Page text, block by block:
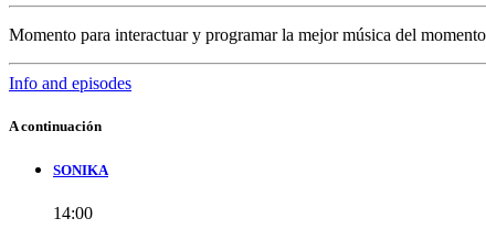
Momento para interactuar y programar la mejor música del
Info and episodes
A continuación
SONIKA
14:00